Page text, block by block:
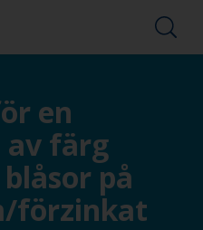
en
färg
på
förzinkat